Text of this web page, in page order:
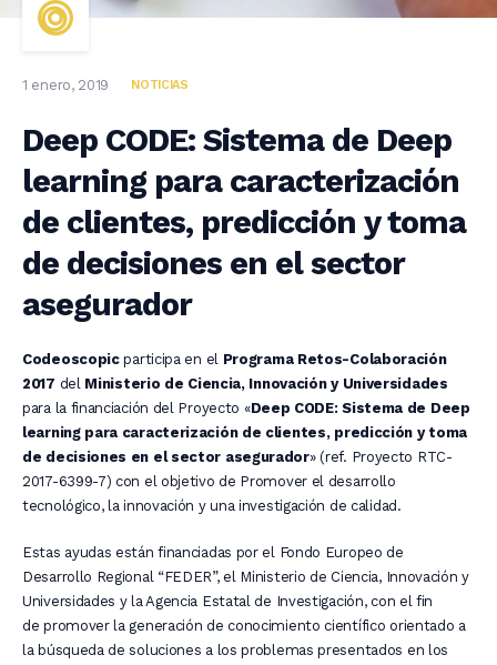
1 enero, 2019 NOTICIAS
Deep CODE: Sistema de Deep
learning para caracterización
de clientes, predicción y toma
de decisiones en el sector
asegurador
Codeoscopicparticipa en el Programa Retos-Colaboración
2017 del Ministerio de Ciencia, Innovación y Universidades
para la financiación del Proyecto «Deep CODE: Sistema de Deep
learning para caracterización de clientes, predicción y toma
de decisiones en el sector asegurador» (ref. Proyecto RTC-
2017-6399-7) con el objetivo de Promover el desarrollo
tecnológico, la innovación y una investigación de calidad.
Estas ayudas están financiadas por el Fondo Europeo de
Desarrollo Regional “FEDER”, el Ministerio de Ciencia, Innovación y
Universidades y la Agencia Estatal de Investigación, con el fin
de promover la generación de conocimiento científico orientado a
la búsqueda de soluciones a los problemas presentados en los